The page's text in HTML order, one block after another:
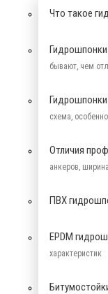
Что такое
бывают, чем
схема,
Отличия
анкеров,
ПВХ
EPDM
характеристик